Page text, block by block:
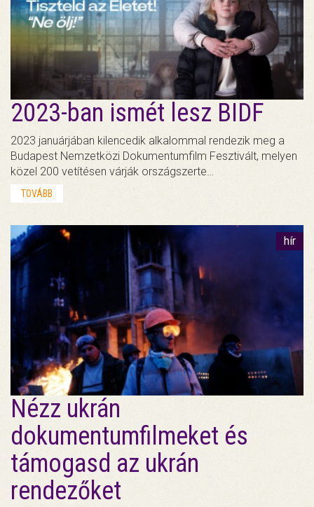
2023-ban ismét lesz BIDF
2023 januárjában kilencedik alkalommal rendezik meg a
Budapest Nemzetközi Dokumentumfilm Fesztivált, melyen
közel 200 vetítésen várják országszerte…
TOVÁBB
hír
Nézz ukrán
dokumentumfilmeket és
támogasd az ukrán
rendezőket